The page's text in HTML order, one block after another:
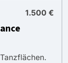
1.500 €